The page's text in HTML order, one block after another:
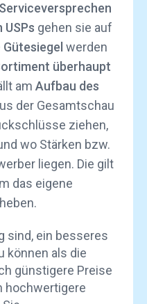
Serviceversprechen
gehen sie auf
Gütesiegel werden
überhaupt
am Aufbau des
der Gesamtschau
ziehen,
wo Stärken bzw.
liegen. Die gilt
das eigene
sind, ein besseres
können als die
günstigere Preise
hochwertigere